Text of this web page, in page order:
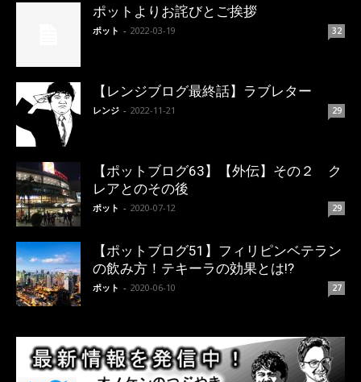
ポットよりお詫びとご挨拶
ポット - 2022-03-19 32
【レンジブログ最終話】ラブレター
レンジ - 2022-11-21 29
【ポットブログ63】【外伝】その２ ク
レアとのその後
ポット - 2020-07-12 29
【ポットブログ51】フィリピンベテラン
の飲み方！テキーラの効果とは!?
ポット - 2020-06-10 27